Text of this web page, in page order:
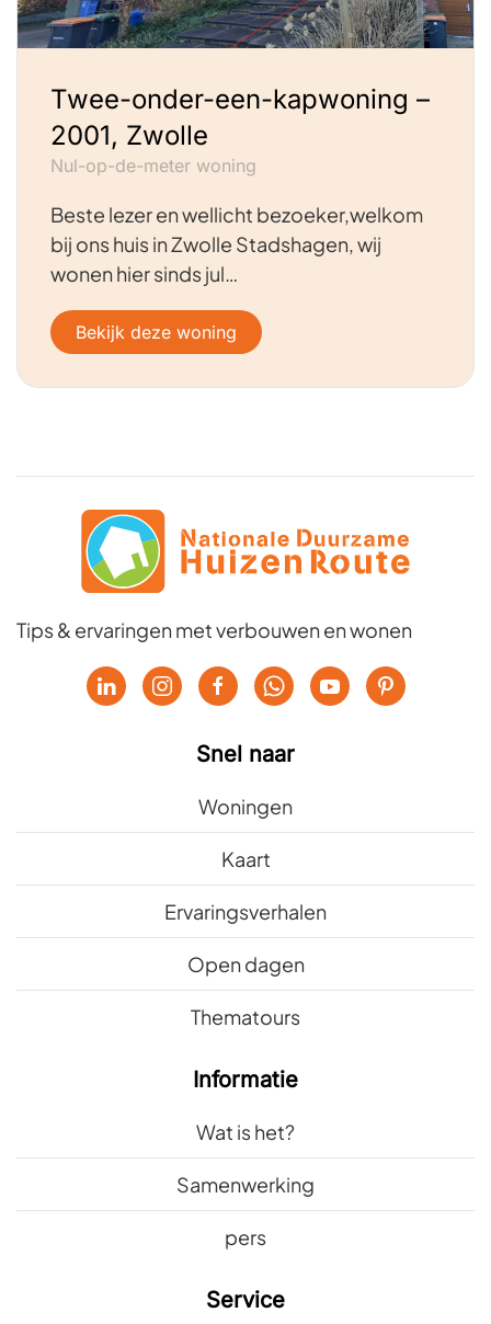
Twee-onder-een-kapwoning –
2001, Zwolle
Nul-op-de-meter woning
Beste lezer en wellicht bezoeker,welkom
bij ons huis in Zwolle Stadshagen, wij
wonen hier sinds jul…
Bekijk deze woning
Tips & ervaringen met verbouwen en wonen
Snel naar
Woningen
Kaart
Ervaringsverhalen
Open dagen
Thematours
Informatie
Wat is het?
Samenwerking
pers
Service